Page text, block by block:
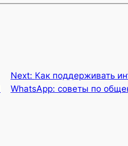
Next: Как поддерживать
WhatsApp: советы по